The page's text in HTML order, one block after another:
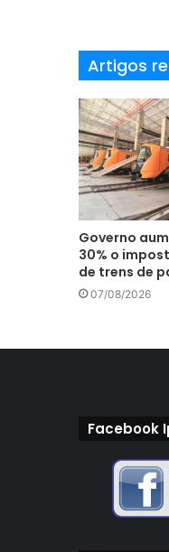
a
i
l
Artigos
Governo
30% o
de trens de
07/08/2026
Facebook